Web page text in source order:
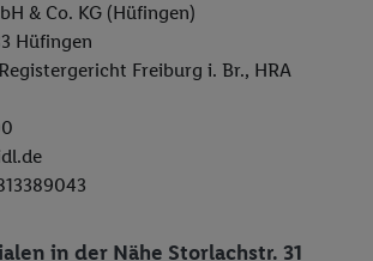
& Co. KG (Hüfingen)
Hüfingen
Freiburg i. Br., HRA
in der Nähe Storlachstr. 31